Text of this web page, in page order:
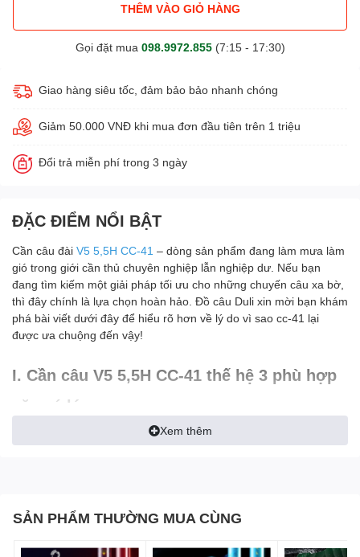
THÊM VÀO GIỎ HÀNG
Gọi đặt mua 098.9972.855(7:15 - 17:30)
Giao hàng siêu tốc, đảm bảo bảo nhanh chóng
Giảm 50.000 VNĐ khi mua đơn đầu tiên trên 1 triệu
Đổi trả miễn phí trong 3 ngày
ĐẶC ĐIỂM NỔI BẬT
Cần câu đài V5 5,5H CC-41 – dòng sản phẩm đang làm mưa làm
gió trong giới cần thủ chuyên nghiệp lẫn nghiệp dư. Nếu bạn
đang tìm kiếm một giải pháp tối ưu cho những chuyến câu xa bờ,
thì đây chính là lựa chọn hoàn hảo. Đồ câu Duli xin mời bạn khám
phá bài viết dưới đây để hiểu rõ hơn về lý do vì sao cc-41 lại
được ưa chuộng đến vậy!
I. Cần câu V5 5,5H CC-41 thế hệ 3 phù hợp
săn cá lớn
Cần câu V5 5,5H CC-41 thế hệ 3 là dòng sản phẩm mới đến từ
thương hiệu Rice Fishing, nổi bật với khả năng chịu tải tốt, độ
Xem thêm
SẢN PHẨM THƯỜNG MUA CÙNG